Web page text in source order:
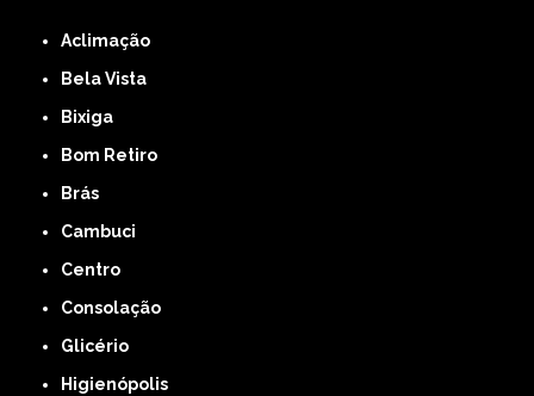
Aclimação
Bela Vista
Bixiga
Bom Retiro
Brás
Cambuci
Centro
Consolação
Glicério
Higienópolis